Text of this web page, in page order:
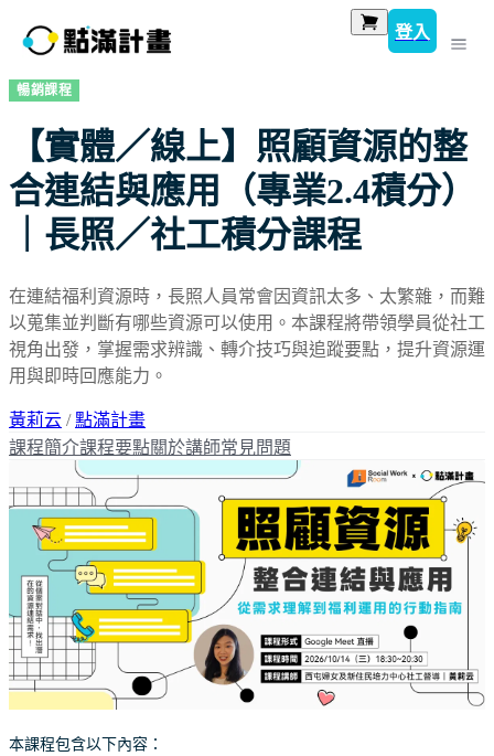
登入
暢銷課程
【實體／線上】照顧資源的整
合連結與應用（專業2.4積分）
｜長照／社工積分課程
在連結福利資源時，長照人員常會因資訊太多、太繁雜，而難
以蒐集並判斷有哪些資源可以使用。本課程將帶領學員從社工
視角出發，掌握需求辨識、轉介技巧與追蹤要點，提升資源運
用與即時回應能力。
黃莉云 /點滿計畫
課程簡介課程要點關於講師常見問題
本課程包含以下內容：